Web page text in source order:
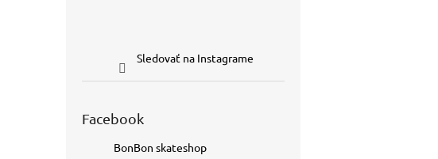
Sledovať na Instagrame
Facebook
BonBon skateshop